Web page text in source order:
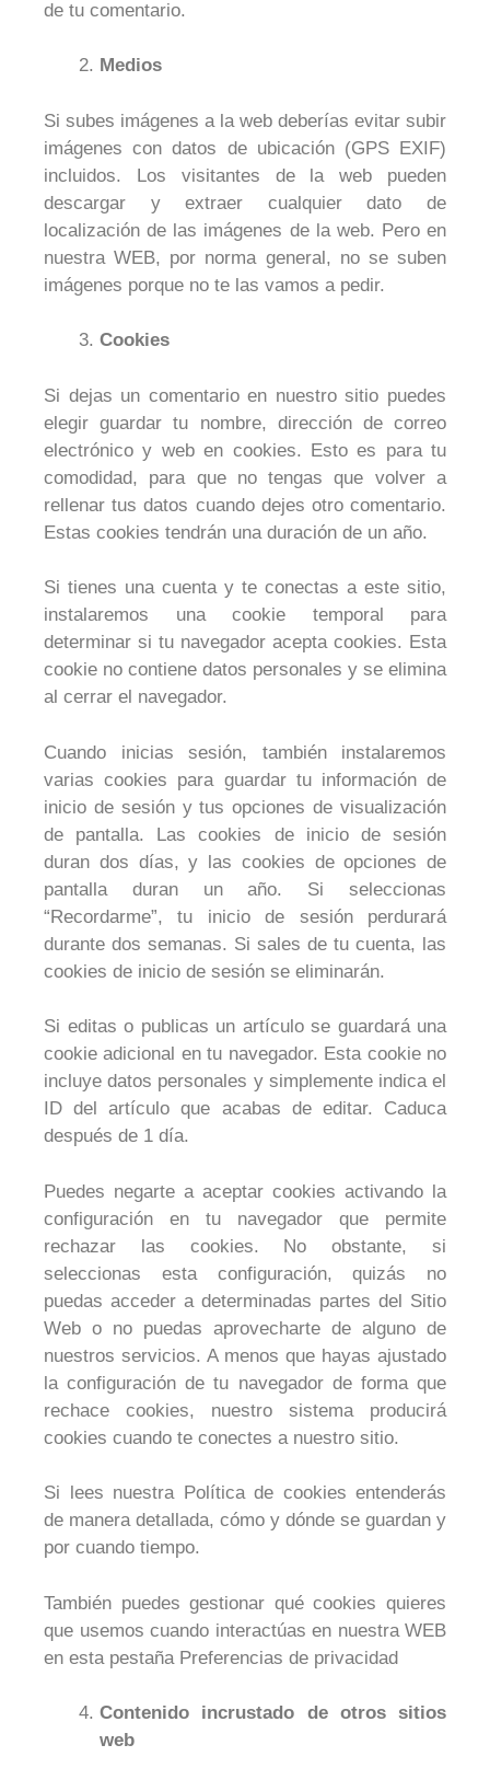
de tu comentario.
Medios
Si subes imágenes a la web deberías evitar subir
imágenes con datos de ubicación (GPS EXIF)
incluidos. Los visitantes de la web pueden
descargar y extraer cualquier dato de
localización de las imágenes de la web. Pero en
nuestra WEB, por norma general, no se suben
imágenes porque no te las vamos a pedir.
Cookies
Si dejas un comentario en nuestro sitio puedes
elegir guardar tu nombre, dirección de correo
electrónico y web en cookies. Esto es para tu
comodidad, para que no tengas que volver a
rellenar tus datos cuando dejes otro comentario.
Estas cookies tendrán una duración de un año.
Si tienes una cuenta y te conectas a este sitio,
instalaremos una cookie temporal para
determinar si tu navegador acepta cookies. Esta
cookie no contiene datos personales y se elimina
al cerrar el navegador.
Cuando inicias sesión, también instalaremos
varias cookies para guardar tu información de
inicio de sesión y tus opciones de visualización
de pantalla. Las cookies de inicio de sesión
duran dos días, y las cookies de opciones de
pantalla duran un año. Si seleccionas
“Recordarme”, tu inicio de sesión perdurará
durante dos semanas. Si sales de tu cuenta, las
cookies de inicio de sesión se eliminarán.
Si editas o publicas un artículo se guardará una
cookie adicional en tu navegador. Esta cookie no
incluye datos personales y simplemente indica el
ID del artículo que acabas de editar. Caduca
después de 1 día.
Puedes negarte a aceptar cookies activando la
configuración en tu navegador que permite
rechazar las cookies. No obstante, si
seleccionas esta configuración, quizás no
puedas acceder a determinadas partes del Sitio
Web o no puedas aprovecharte de alguno de
nuestros servicios. A menos que hayas ajustado
la configuración de tu navegador de forma que
rechace cookies, nuestro sistema producirá
cookies cuando te conectes a nuestro sitio.
Si lees nuestra Política de cookies entenderás
de manera detallada, cómo y dónde se guardan y
por cuando tiempo.
También puedes gestionar qué cookies quieres
que usemos cuando interactúas en nuestra WEB
en esta pestaña Preferencias de privacidad
Contenido incrustado de otros sitios
web